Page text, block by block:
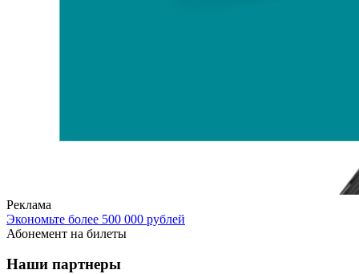
Реклама
Экономьте более 500 000 рублей
Абонемент на билеты
Наши партнеры